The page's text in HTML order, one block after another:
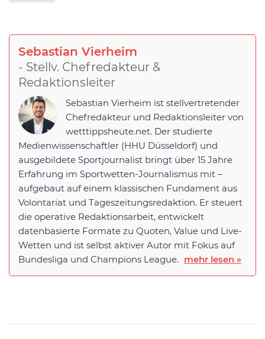
Sebastian Vierheim
- Stellv. Chefredakteur &
Redaktionsleiter
Sebastian Vierheim ist stellvertretender
Chefredakteur und Redaktionsleiter von
wetttippsheute.net. Der studierte
Medienwissenschaftler (HHU Düsseldorf) und
ausgebildete Sportjournalist bringt über 15 Jahre
Erfahrung im Sportwetten-Journalismus mit –
aufgebaut auf einem klassischen Fundament aus
Volontariat und Tageszeitungsredaktion. Er steuert
die operative Redaktionsarbeit, entwickelt
datenbasierte Formate zu Quoten, Value und Live-
Wetten und ist selbst aktiver Autor mit Fokus auf
Bundesliga und Champions League. mehr lesen »